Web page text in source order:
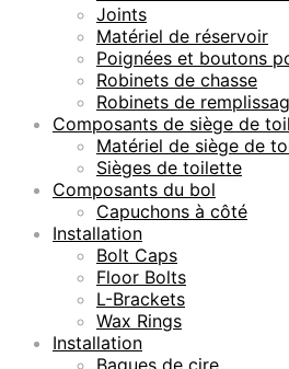
Joints
Matériel de réservoir
Poignées et boutons
Robinets de chasse
Robinets de
Composants de siège de
Matériel de siège de
Sièges de toilette
Composants du bol
Capuchons à côté
Installation
Bolt Caps
Floor Bolts
L-Brackets
Wax Rings
Installation
Bagues de cire